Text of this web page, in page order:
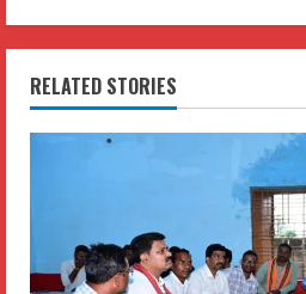
n
u
RELATED STORIES